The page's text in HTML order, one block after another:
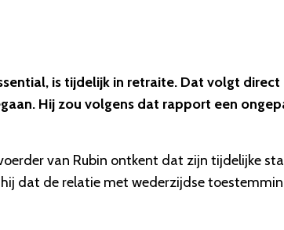
is tijdelijk in retraite. Dat volgt direct
Hij zou volgens dat rapport een
van Rubin ontkent dat zijn tijdelijke
dat de relatie met wederzijdse